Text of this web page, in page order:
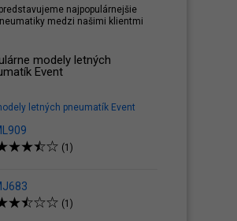
najpopulárnejšie
medzi našimi klientmi
modely letných
Event
letných pneumatík Event
(1)
(1)